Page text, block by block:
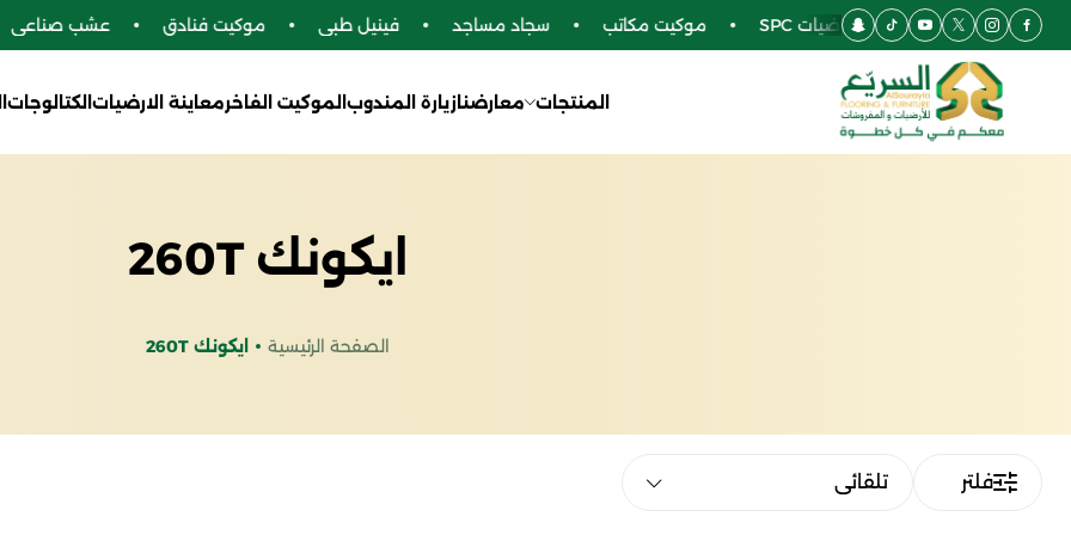
أرضيات باركيه أرضيات SPC موكيت مكاتب سجاد مساجد فينيل طبي موكيت فنادق عشب صناعي
المنتجات معارضنا زيارة المندوب الموكيت الفاخرمعاينة الارضيات الكتالوجات
ايكونك 260T
الصفحة الرئيسية ايكونك 260T
فلتر تلقائي